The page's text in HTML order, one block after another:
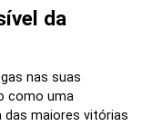
da
nas suas
como uma
das maiores vitórias